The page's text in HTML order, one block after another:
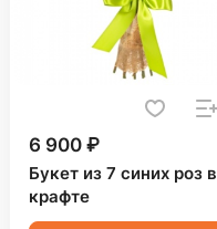
6 900 ₽
Букет из 7 синих роз в
крафте